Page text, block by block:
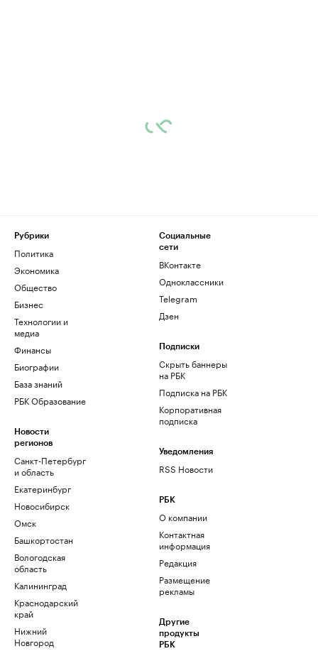
Рубрики
Политика
Экономика
Общество
Бизнес
Технологии и
медиа
Финансы
Биографии
База знаний
РБК Образование
Новости
регионов
Санкт-Петербург
и область
Екатеринбург
Новосибирск
Омск
Башкортостан
Вологодская
область
Калининград
Краснодарский
край
Нижний
Новгород
Социальные
сети
ВКонтакте
Одноклассники
Telegram
Дзен
Подписки
Скрыть баннеры
на РБК
Подписка на РБК
Корпоративная
подписка
Уведомления
RSS Новости
РБК
О компании
Контактная
информация
Редакция
Размещение
рекламы
Другие
продукты
РБК